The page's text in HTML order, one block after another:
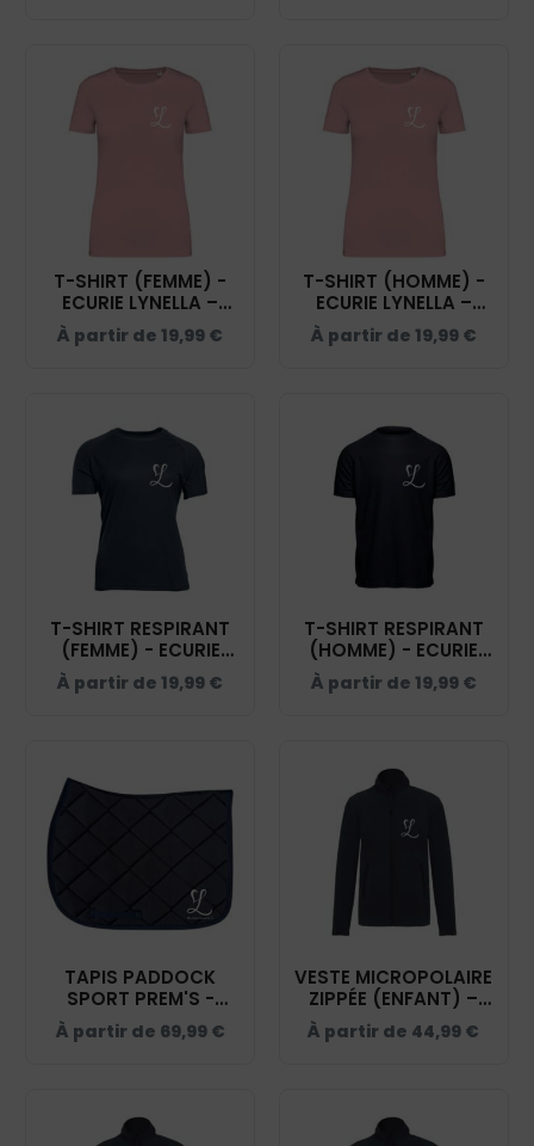
T-SHIRT (FEMME) -
ECURIE LYNELLA –
ROSE PALE - NS324
À partir de 19,99 €
T-SHIRT (HOMME) -
ECURIE LYNELLA –
ROSE PALE - NS300
À partir de 19,99 €
T-SHIRT RESPIRANT
(FEMME) - ECURIE
LYNELLA - NAVY -
IB301
À partir de 19,99 €
T-SHIRT RESPIRANT
(HOMME) - ECURIE
LYNELLA - NAVY -
IB300
À partir de 19,99 €
TAPIS PADDOCK
SPORT PREM'S -
ECURIE LYNELLA -
NAVY - 20474
À partir de 69,99 €
VESTE MICROPOLAIRE
ZIPPÉE (ENFANT) –
ECURIE LYNELLA -
NAVY – K920
À partir de 44,99 €